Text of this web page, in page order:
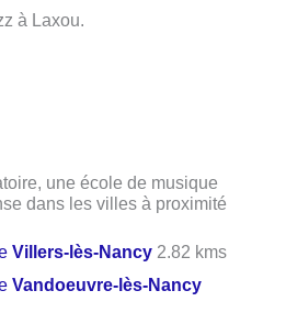
à Laxou.
une école de musique
dans les villes à proximité
Villers-lès-Nancy 2.82 kms
Vandoeuvre-lès-Nancy